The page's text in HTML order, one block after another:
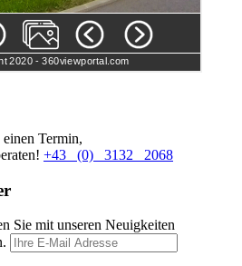
Termin,
+43 (0) 3132 2068
Sie mit unseren Neuigkeiten